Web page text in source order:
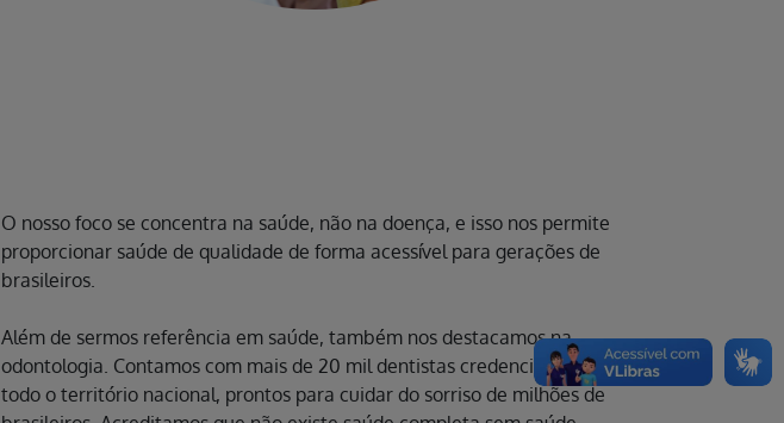
O nosso foco se concentra na saúde, não na doença, e isso nos permite
proporcionar saúde de qualidade de forma acessível para gerações de
brasileiros.
Além de sermos referência em saúde, também nos destacamos na
odontologia. Contamos com mais de 20 mil dentistas credenciados em
todo o território nacional, prontos para cuidar do sorriso de milhões de